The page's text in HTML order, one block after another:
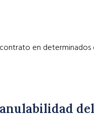
en determinados